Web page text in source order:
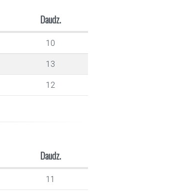
Daudz.
10
13
12
Daudz.
11